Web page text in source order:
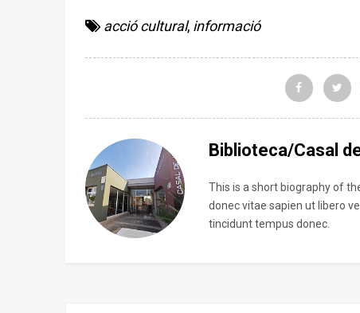
acció cultural, informació
Biblioteca/Casal
This is a short biography of
donec vitae sapien ut libero
tincidunt tempus donec.